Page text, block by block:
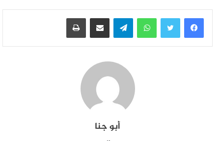
هذا الوضع، إذ قدمت عشرات الشكايات والتقارير إلى الجهات
المختصة دون أن تلقى أي تجاوب حقيقي. ومع كل محاولة
جديدة كان الجواب يأتي بأبواب موصدة وعراقيل بيروقراطية،
حين يتفاقم الوضع الصحي للأطفال والمسنين بسبب تلوث
الهواء. وعلى الرغم من أن جريدة “الصباح” سلطت الضوء
مؤخرًا على هذه المعضلة، مما دفع حزب التقدم والاشتراكية
إلى إثارة القضية في البرلمان، إلا أن واقع الحال لم يتغير مما
واتساب تيلقرام مشاركة عبر البريد طباعة
أبو جنا